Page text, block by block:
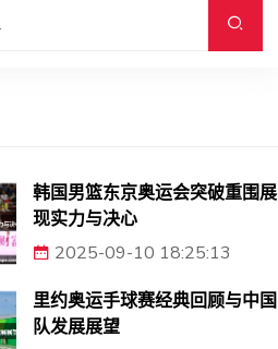
韩国男篮东京奥运会突破重围展
现实力与决心
2025-09-10 18:25:13
里约奥运手球赛经典回顾与中国
队发展展望